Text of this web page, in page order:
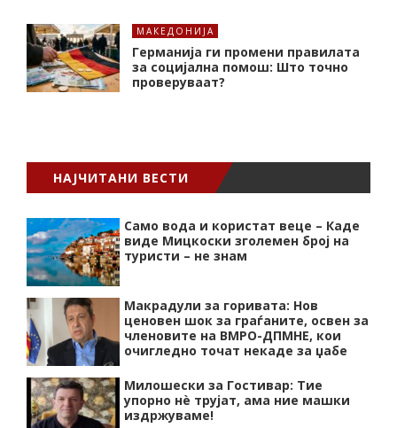
МАКЕДОНИЈА
Германија ги промени правилата
за социјална помош: Што точно
проверуваат?
НАЈЧИТАНИ ВЕСТИ
Само вода и користат веце – Каде
виде Мицкоски зголемен број на
туристи – не знам
Макрадули за горивата: Нов
ценовен шок за граѓаните, освен за
членовите на ВМРО-ДПМНЕ, кои
очигледно точат некаде за џабе
Милошески за Гостивар: Тие
упорно нѐ трујат, ама ние машки
издржуваме!